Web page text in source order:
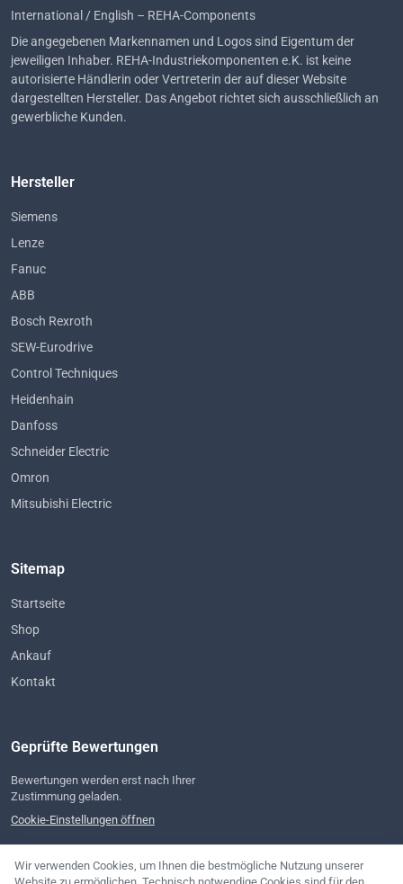
International / English – REHA-Components
Die angegebenen Markennamen und Logos sind Eigentum der
jeweiligen Inhaber. REHA-Industriekomponenten e.K. ist keine
autorisierte Händlerin oder Vertreterin der auf dieser Website
dargestellten Hersteller. Das Angebot richtet sich ausschließlich an
gewerbliche Kunden.
Hersteller
Siemens
Lenze
Fanuc
ABB
Bosch Rexroth
SEW-Eurodrive
Control Techniques
Heidenhain
Danfoss
Schneider Electric
Omron
Mitsubishi Electric
Sitemap
Startseite
Shop
Ankauf
Kontakt
Geprüfte Bewertungen
Bewertungen werden erst nach Ihrer
Zustimmung geladen.
Cookie-Einstellungen öffnen
Wir verwenden Cookies, um Ihnen die bestmögliche Nutzung unserer